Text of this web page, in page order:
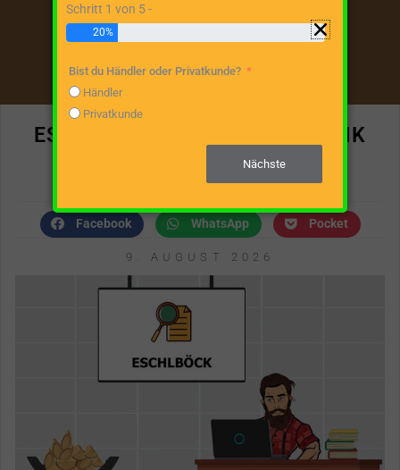
ESCHLBÖCK MASCHINENFABRIK
Facebook WhatsApp Pocket
9. AUGUST 2026
Schritt 1 von 5 -
20%
Bist du Händler oder Privatkunde?
Händler
Privatkunde
Nächste